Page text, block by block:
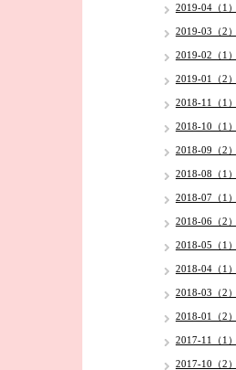
2019-04（1）
2019-03（2）
2019-02（1）
2019-01（2）
2018-11（1）
2018-10（1）
2018-09（2）
2018-08（1）
2018-07（1）
2018-06（2）
2018-05（1）
2018-04（1）
2018-03（2）
2018-01（2）
2017-11（1）
2017-10（2）